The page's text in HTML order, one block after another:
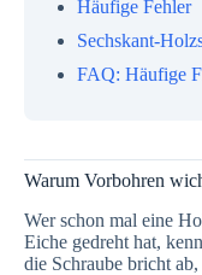
Häufige Fehler
Sechskant-
FAQ: Häufige
Warum Vorbohren
Wer schon mal eine
Eiche gedreht hat,
die Schraube bricht